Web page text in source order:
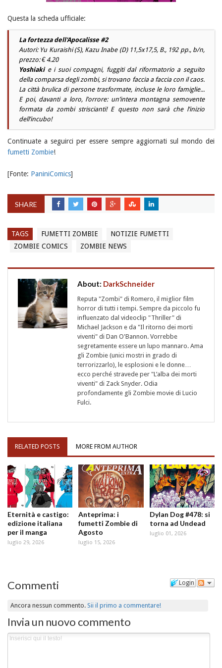
Questa la scheda ufficiale:
La fortezza dell'Apocalisse #2
Autori: Yu Kuraishi (S), Kazu Inabe (D) 11,5x17,5, B., 192 pp., b/n,
prezzo: € 4.20
Yoshiakie i suoi compagni, fuggiti dal riformatorio a seguito
della comparsa degli zombi, si trovano faccia a faccia con il caos.
La città brulica di persone trasformate, incluse le loro famiglie...
E poi, davanti a loro, l’orrore: un’intera montagna semovente
formata da zombi striscianti! E questo non sarà che l’inizio
dell’incubo!
Continuate a seguirci per essere sempre aggiornati sul mondo dei
fumetti Zombie!
[Fonte: PaniniComics]
SHARE
TAGS FUMETTI ZOMBIE
NOTIZIE FUMETTI
ZOMBIE COMICS
ZOMBIE NEWS
About: DarkSchneider
Reputa "Zombi" di Romero, il miglior film
horror di tutti i tempi. Sempre da piccolo fu
influenzato dal videoclip "Thriller" di
Michael Jackson e da "Il ritorno dei morti
viventi" di Dan O'Bannon. Vorrebbe
segretamente essere un lupo mannaro. Ama
gli Zombie (unici mostri in grado di
terrorizzarlo), le esplosioni e le donne…
ecco perché stravede per "L’alba dei morti
viventi" di Zack Snyder. Odia
profondamente gli Zombie movie di Lucio
Fulci.
RELATED POSTS MORE FROM AUTHOR
Eternità e castigo:
edizione italiana
per il manga
luglio 29, 2026
Anteprima: i
fumetti Zombie di
Agosto
luglio 15, 2026
Dylan Dog #478: si
torna ad Undead
luglio 01, 2026
Login
Commenti
Ancora nessun commento.Sii il primo a commentare!
Invia un nuovo commento